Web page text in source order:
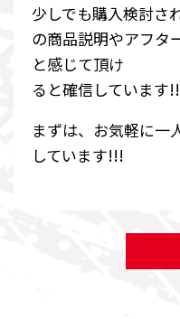
少しでも購入検討さ
の商品説明やアフタ
と感じて頂け
ると確信しています
まずは、お気軽に一
しています!!!